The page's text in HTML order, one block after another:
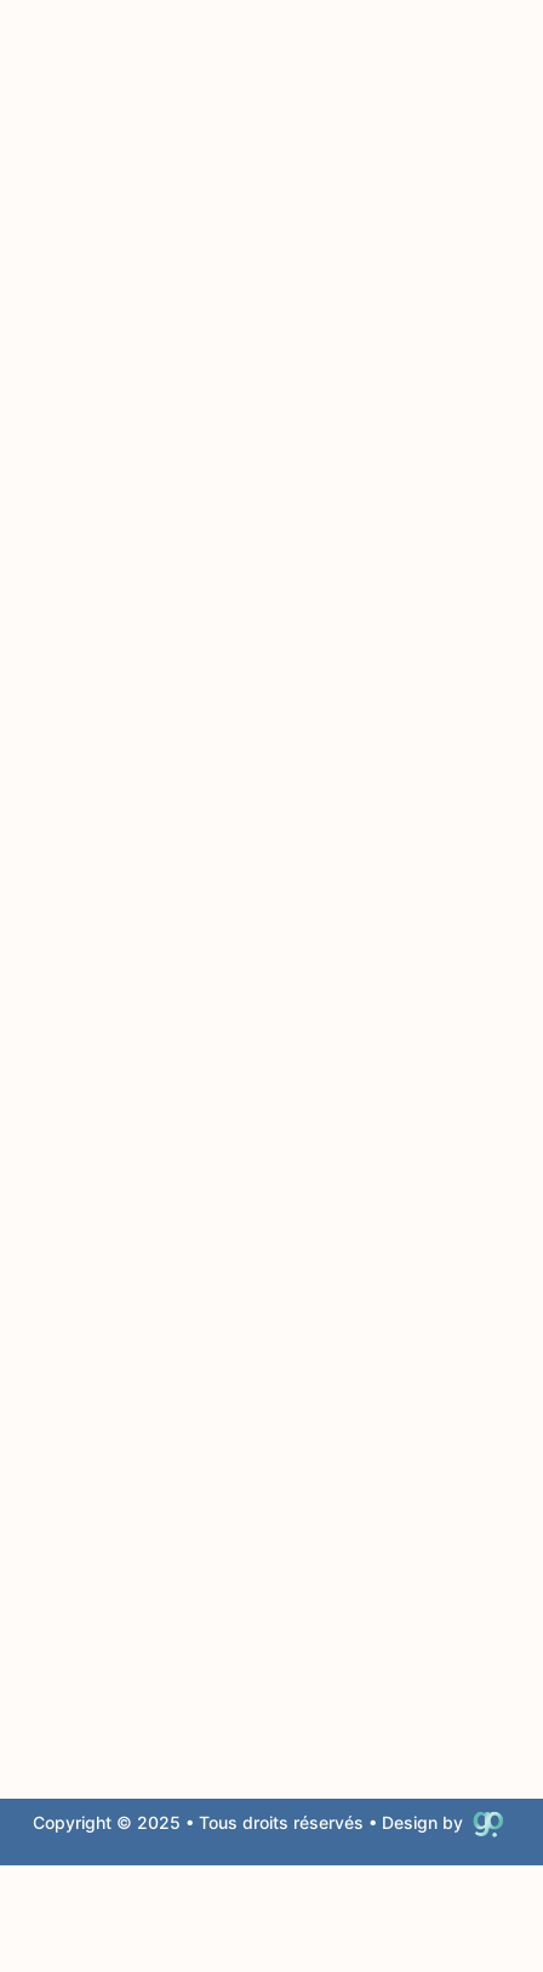
Copyright © 2025 • Tous droits réservés • Design by